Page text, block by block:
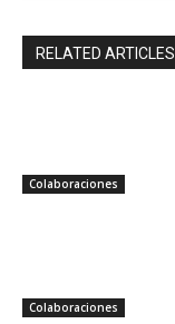
RELATED ARTICLES
Colaboraciones
Colaboraciones